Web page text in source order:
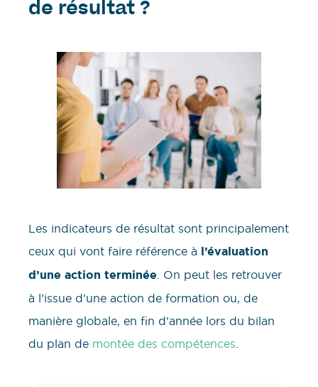
de résultat ?
Les indicateurs de résultat sont principalement
ceux qui vont faire référence à l’évaluation
d’une action terminée. On peut les retrouver
à l’issue d’une action de formation ou, de
manière globale, en fin d’année lors du bilan
du plan de montée des compétences.